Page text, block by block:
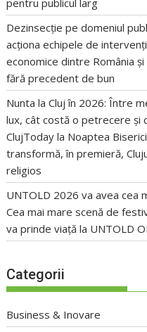
pentru publicul larg
Dezinsecție pe domeniul
acționa echipele de
economice dintre România
fără precedent de bun
Nunta la Cluj în 2026: Între
lux, cât costă o petrecere și
ClujToday la Noaptea
transformă, în premieră,
religios
UNTOLD 2026 va avea cea
Cea mai mare scenă de
va prinde viață la UNTOLD
Categorii
Business & Inovare